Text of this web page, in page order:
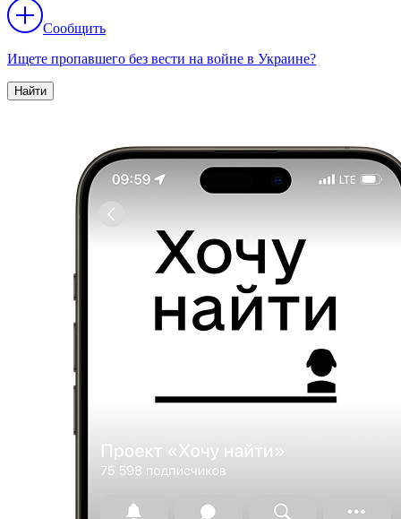
Сообщить
Ищете пропавшего без вести на войне в Украине?
Найти